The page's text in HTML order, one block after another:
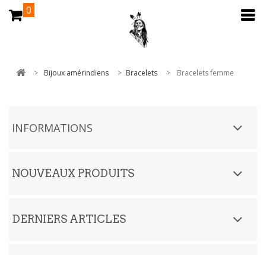
0
> Bijoux amérindiens > Bracelets > Bracelets femme
INFORMATIONS
NOUVEAUX PRODUITS
DERNIERS ARTICLES